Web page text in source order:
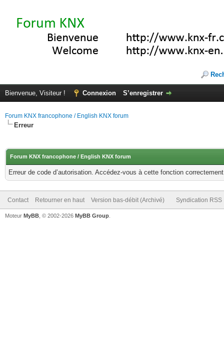
Bienvenue, Visiteur ! Connexion S’enregistrer
Forum KNX francophone / English KNX forum
Erreur
Forum KNX francophone / English KNX forum
Erreur de code d’autorisation. Accédez-vous à cette fonction
Contact Retourner en haut Version bas-débit (Archivé) Syndication RSS
Moteur MyBB , © 2002-2026 MyBB Group